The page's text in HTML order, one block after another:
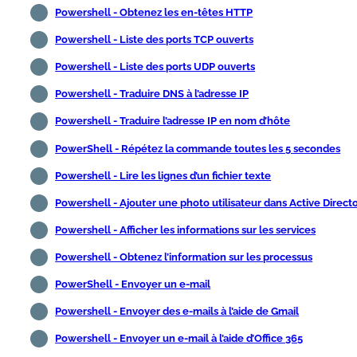
Powershell - Obtenez les en-têtes HTTP
Powershell - Liste des ports TCP ouverts
Powershell - Liste des ports UDP ouverts
Powershell - Traduire DNS à l’adresse IP
Powershell - Traduire l’adresse IP en nom d’hôte
PowerShell - Répétez la commande toutes les 5 secondes
Powershell - Lire les lignes d’un fichier texte
Powershell - Ajouter une photo utilisateur dans Active
Powershell - Afficher les informations sur les services
Powershell - Obtenez l’information sur les processus
PowerShell - Envoyer un e-mail
Powershell - Envoyer des e-mails à l’aide de Gmail
Powershell - Envoyer un e-mail à l’aide d’Office 365